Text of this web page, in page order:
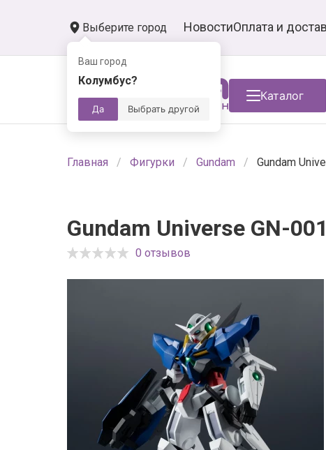
Выберите город
Ваш город
Колумбус?
Да Выбрать другой
НовостиОплата и
Каталог
Главная Фигурки Gundam Gundam
Gundam Universe GN-
0 отзывов